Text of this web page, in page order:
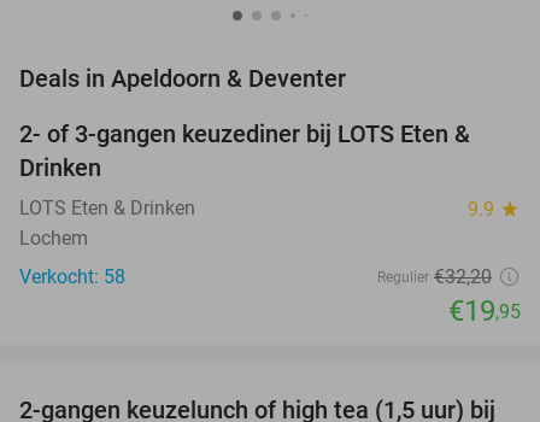
Deals in Apeldoorn & Deventer
38%
TODAY
2- of 3-gangen keuzediner bij LOTS Eten &
Drinken
LOTS Eten & Drinken 9.9 star
Lochem
Verkocht: 58
Regulier €32,20
€19,95
2-gangen keuzelunch of high tea (1,5 uur) bij